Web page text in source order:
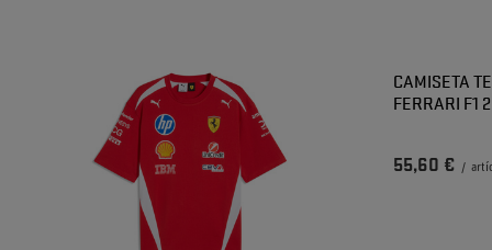
CAMISETA
FERRARI F1
55,60 € /